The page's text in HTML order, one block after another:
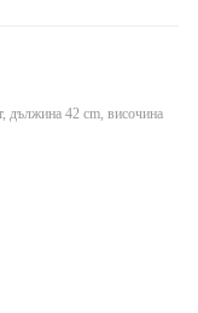
дължина 42 cm, височина